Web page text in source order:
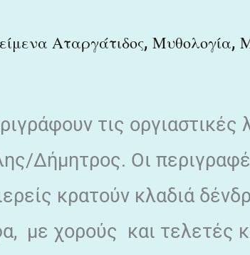
Αταργάτιδος, Μυθολογία,
τις οργιαστικές
Δήμητρος. Οι
κρατούν κλαδιά
με χορούς και τελετές